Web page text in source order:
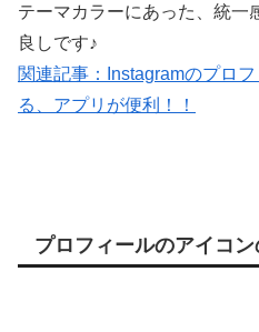
テーマカラーにあった、統一
良しです♪
関連記事：Instagramのプロ
る、アプリが便利！！
プロフィールのアイコン